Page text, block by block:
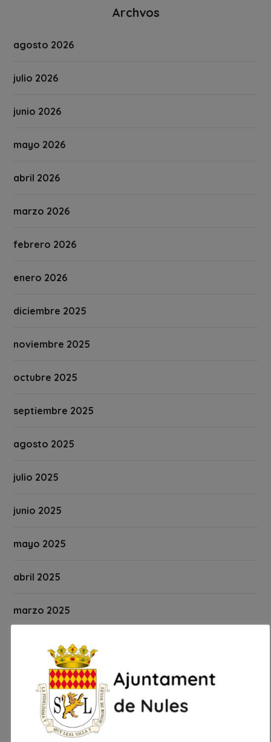
Archvos
agosto 2026
julio 2026
junio 2026
mayo 2026
abril 2026
marzo 2026
febrero 2026
enero 2026
diciembre 2025
noviembre 2025
octubre 2025
septiembre 2025
agosto 2025
julio 2025
junio 2025
mayo 2025
abril 2025
marzo 2025
febrero 2025
enero 2025
diciembre 2024